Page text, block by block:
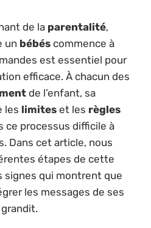
de la parentalité,
un bébés commence à
est essentiel pour
efficace. À chacun des
de l’enfant, sa
les limites et les règles
ce processus difficile à
Dans cet article, nous
étapes de cette
signes qui montrent que
les messages de ses
grandit.